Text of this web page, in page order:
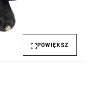
POWIĘKSZ